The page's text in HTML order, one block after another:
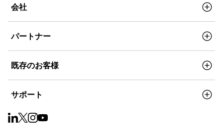
会社
パートナー
既存のお客様
サポート